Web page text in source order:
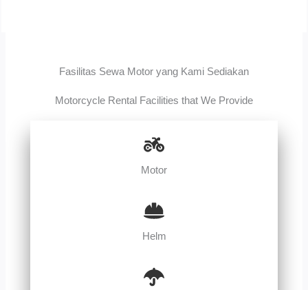
Fasilitas Sewa Motor yang Kami Sediakan
Motorcycle Rental Facilities that We Provide
Motor
Helm